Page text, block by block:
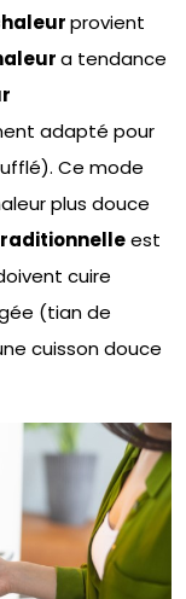
provient
a tendance
adapté pour
Ce mode
plus douce
est
cuire
(tian de
cuisson douce